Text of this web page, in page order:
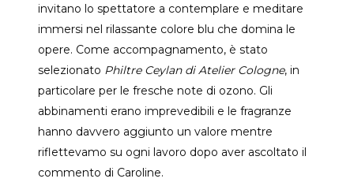
invitano lo spettatore a contemplare e meditare
immersi nel rilassante colore blu che domina le
opere. Come accompagnamento, è stato
selezionato Philtre Ceylan di Atelier Cologne, in
particolare per le fresche note di ozono. Gli
abbinamenti erano imprevedibili e le fragranze
hanno davvero aggiunto un valore mentre
riflettevamo su ogni lavoro dopo aver ascoltato il
commento di Caroline.